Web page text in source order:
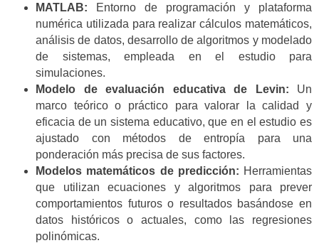
MATLAB: Entorno de programación y plataforma
numérica utilizada para realizar cálculos matemáticos,
análisis de datos, desarrollo de algoritmos y modelado
de sistemas, empleada en el estudio para
simulaciones.
Modelo de evaluación educativa de Levin: Un
marco teórico o práctico para valorar la calidad y
eficacia de un sistema educativo, que en el estudio es
ajustado con métodos de entropía para una
ponderación más precisa de sus factores.
Modelos matemáticos de predicción: Herramientas
que utilizan ecuaciones y algoritmos para prever
comportamientos futuros o resultados basándose en
datos históricos o actuales, como las regresiones
polinómicas.